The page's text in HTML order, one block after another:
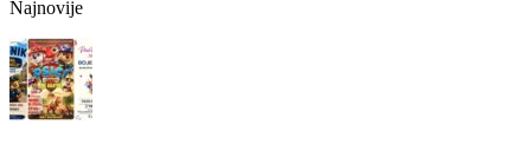
Najnovije